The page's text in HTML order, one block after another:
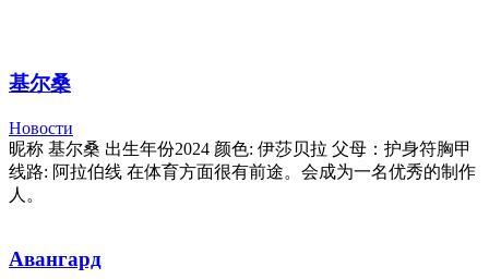
基尔桑
Новости
昵称 基尔桑 出生年份2024 颜色: 伊莎贝拉 父母：护身符胸甲
线路: 阿拉伯线 在体育方面很有前途。会成为一名优秀的制作
人。
Авангард